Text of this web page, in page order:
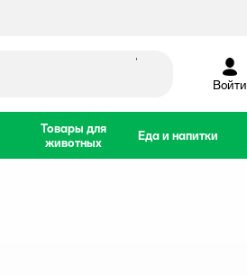
Войти
Товары для
животных
Еда и напитки